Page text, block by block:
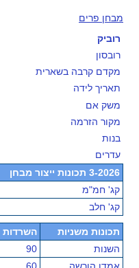
מבחן פרים
רוביק
רובסון
מקדם קרבה בשארית
תאריך לידה
משק אם
מקור הזרמה
בנות
עדרים
3-2026 תכונות ייצור מבחן
קג' חמ"מ
קג' חלב
תכונות משניות השרדות
השנות
90